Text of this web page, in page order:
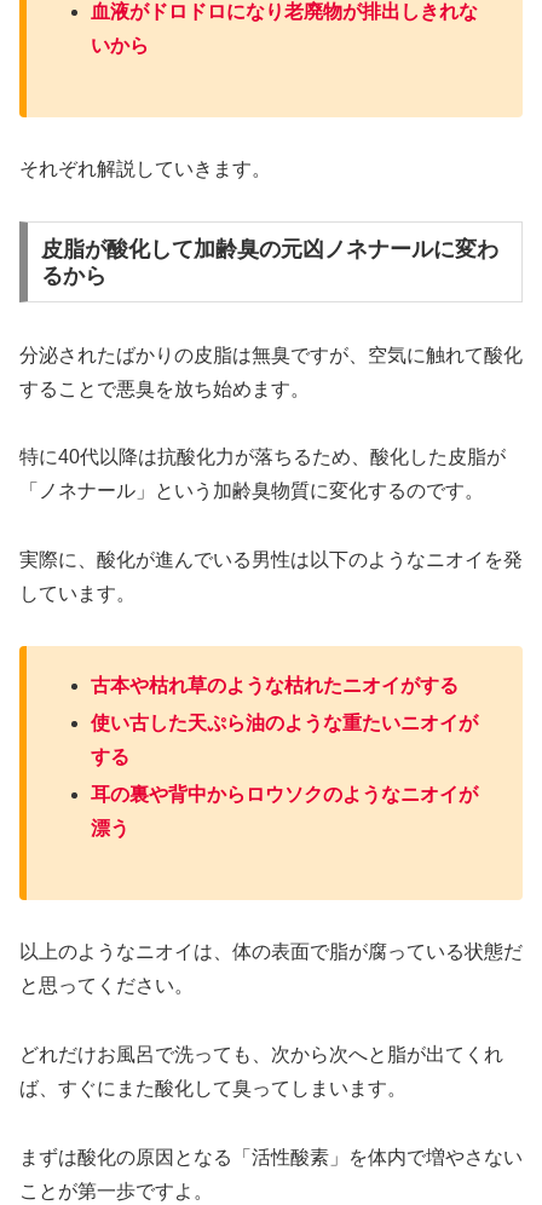
血液がドロドロになり老廃物が排出しきれな
いから
それぞれ解説していきます。
皮脂が酸化して加齢臭の元凶ノネナールに変わ
るから
分泌されたばかりの皮脂は無臭ですが、空気に触れて酸化
することで悪臭を放ち始めます。
特に40代以降は抗酸化力が落ちるため、酸化した皮脂が
「ノネナール」という加齢臭物質に変化するのです。
実際に、酸化が進んでいる男性は以下のようなニオイを発
しています。
古本や枯れ草のような枯れたニオイがする
使い古した天ぷら油のような重たいニオイが
する
耳の裏や背中からロウソクのようなニオイが
漂う
以上のようなニオイは、体の表面で脂が腐っている状態だ
と思ってください。
どれだけお風呂で洗っても、次から次へと脂が出てくれ
ば、すぐにまた酸化して臭ってしまいます。
まずは酸化の原因となる「活性酸素」を体内で増やさない
ことが第一歩ですよ。